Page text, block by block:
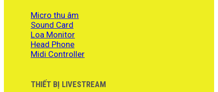
Micro thu âm
Sound Card
Loa Monitor
Head Phone
Midi Controller
THIẾT BỊ LIVESTREAM